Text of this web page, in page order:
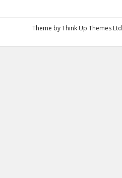
Theme byThink Up Themes Ltd